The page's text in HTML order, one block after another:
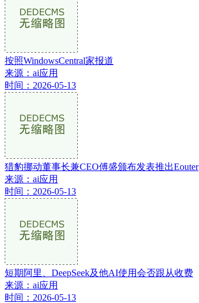
按照WindowsCentral家报道
来源：ai应用
时间：2026-05-13
猎豹挪动董事长兼CEO傅盛颁布发表推出Eouter
来源：ai应用
时间：2026-05-13
短期阿里、DeepSeek及他AI使用会否跟从收费
来源：ai应用
时间：2026-05-13